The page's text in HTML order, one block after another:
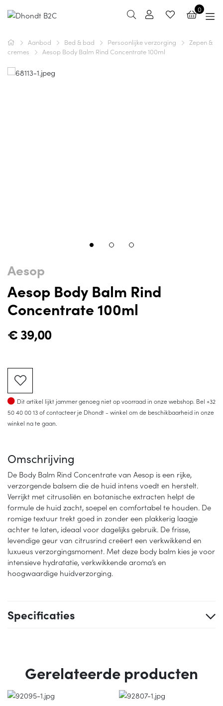
0
Aanbod Bed & bad Persoonlijke verzorging
Zepen &
cremes
Aesop Body Balm Rind Concentrate 100ml
Aesop
Aesop Body Balm Rind
Concentrate 100ml
€39,00
Op voorraad
Dit artikel lijkt jammer genoeg niet op voorraad in onze webshop. Bel +32
50 40 00 13of contacteer je Dhondt - winkel om de beschikbaarheid in onze
winkel na te gaan.
Omschrijving
De Body Balm Rind Concentrate van Aesop is een rijke,
verzorgende balsem die de huid intens voedt en herstelt.
Verrijkt met citrusoliën en botanische extracten helpt de
formule de huid zacht, soepel en comfortabel te houden. De
romige textuur trekt goed in zonder een plakkerig laagje
achter te laten, ideaal voor dagelijks gebruik. De frisse,
levendige geur van citrusrind creëert een verkwikkend en
luxueus verzorgingsmoment. Met deze body balm kies je voor
intensieve hydratatie, verkwikkende aroma’s en
hoogwaardige huidverzorging.
Specificaties
Gerelateerde producten